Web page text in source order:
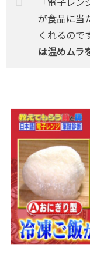
が食品に当
くれるので
は温めムラ